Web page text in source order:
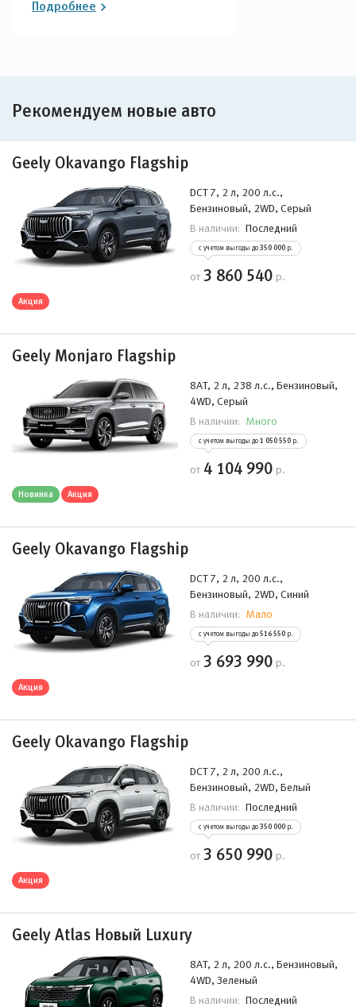
Подробнее
Рекомендуем новые авто
Geely Okavango Flagship
DCT 7, 2 л, 200 л.с.,
Бензиновый, 2WD, Серый
В наличии: Последний
с учетом выгоды до 350 000 р.
от 3 860 540 р.
Акция
Geely Monjaro Flagship
8AT, 2 л, 238 л.с., Бензиновый,
4WD, Серый
В наличии: Много
с учетом выгоды до 1 050 550 р.
от 4 104 990 р.
Новинка Акция
Geely Okavango Flagship
DCT 7, 2 л, 200 л.с.,
Бензиновый, 2WD, Синий
В наличии: Мало
с учетом выгоды до 516 550 р.
от 3 693 990 р.
Акция
Geely Okavango Flagship
DCT 7, 2 л, 200 л.с.,
Бензиновый, 2WD, Белый
В наличии: Последний
с учетом выгоды до 350 000 р.
от 3 650 990 р.
Акция
Geely Atlas Новый Luxury
8AT, 2 л, 200 л.с., Бензиновый,
4WD, Зеленый
В наличии: Последний